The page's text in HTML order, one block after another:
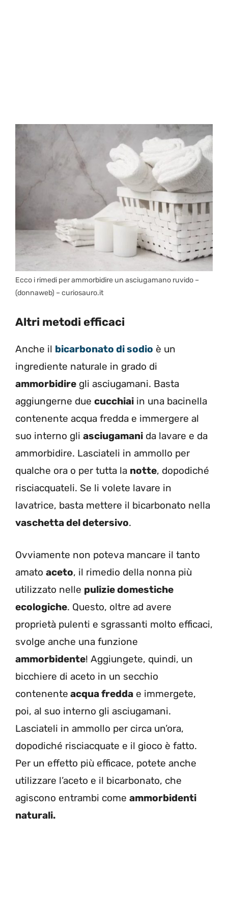
Ecco i rimedi per ammorbidire un asciugamano ruvido –
(donnaweb) – curiosauro.it
Altri metodi efficaci
Anche il bicarbonato di sodio è un
ingrediente naturale in grado di
ammorbidire gli asciugamani. Basta
aggiungerne due cucchiai in una bacinella
contenente acqua fredda e immergere al
suo interno gli asciugamani da lavare e da
ammorbidire. Lasciateli in ammollo per
qualche ora o per tutta la notte, dopodiché
risciacquateli. Se li volete lavare in
lavatrice, basta mettere il bicarbonato nella
vaschetta del detersivo.
Ovviamente non poteva mancare il tanto
amato aceto, il rimedio della nonna più
utilizzato nelle pulizie domestiche
ecologiche. Questo, oltre ad avere
proprietà pulenti e sgrassanti molto efficaci,
svolge anche una funzione
ammorbidente! Aggiungete, quindi, un
bicchiere di aceto in un secchio
contenente acqua fredda e immergete,
poi, al suo interno gli asciugamani.
Lasciateli in ammollo per circa un’ora,
dopodiché risciacquate e il gioco è fatto.
Per un effetto più efficace, potete anche
utilizzare l’aceto e il bicarbonato, che
agiscono entrambi come ammorbidenti
naturali.